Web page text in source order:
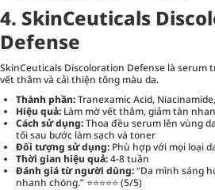
4. SkinCeuticals
Defense
SkinCeuticals Discoloration Defense là serum
vết thâm và cải thiện tông màu da.
Thành phần:Tranexamic Acid, Niacinamide,
Hiệu quả: Làm mờ vết thâm, giảm tàn
Cách sử dụng:Thoa đều serum lên vùng
tối sau bước làm sạch và toner
Đối tượng sử dụng: Phù hợp với mọi loại
Thời gian hiệu quả:4-8 tuần
Đánh giá từ người dùng:“Da mình sáng
nhanh chóng.” ⭐⭐⭐⭐⭐ (5/5)